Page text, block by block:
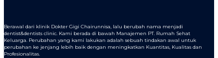
Berawal dari klinik Dokter Gigi Chairunnisa, lalu berubah nama menjadi
dentist&dentists clinic. Kami berada di bawah Manajemen PT. Rumah Sehat
Keluarga. Perubahan yang kami lakukan adalah sebuah tindakan awal untuk
perubahan ke jenjang lebih baik dengan meningkatkan Kuantitas, Kualitas dan
Profesionalitas.